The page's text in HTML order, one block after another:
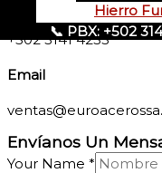
Hierro
📞 PBX: +502
+502 3141 4233
Email
Envíanos Un
Your Name *